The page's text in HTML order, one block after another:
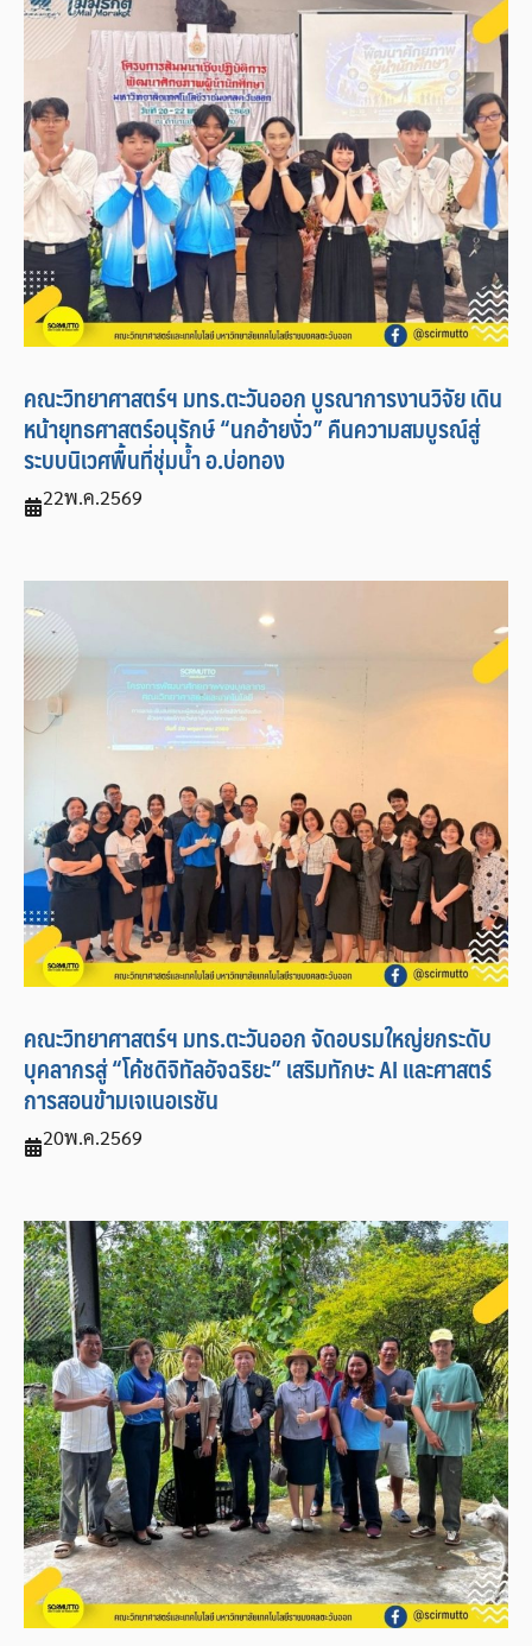
คณะวิทยาศาสตร์ฯ มทร.ตะวันออก บูรณาการงานวิจัย เดิน
หน้ายุทธศาสตร์อนุรักษ์ “นกอ้ายงั่ว” คืนความสมบูรณ์สู่
ระบบนิเวศพื้นที่ชุ่มน้ำ อ.บ่อทอง
22พ.ค.2569
คณะวิทยาศาสตร์ฯ มทร.ตะวันออก จัดอบรมใหญ่ยกระดับ
บุคลากรสู่ “โค้ชดิจิทัลอัจฉริยะ” เสริมทักษะ AI และศาสตร์
การสอนข้ามเจเนอเรชัน
20พ.ค.2569